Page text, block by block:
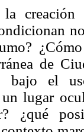
la
de
bajo el
lugar
¿qué